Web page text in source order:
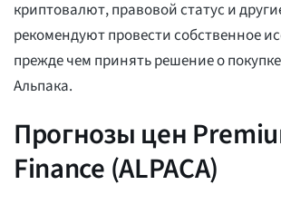
криптовалют, правовой статус и
рекомендуют провести собственное
прежде чем принять решение о
Альпака.
Прогнозы цен
Finance (ALPACA)